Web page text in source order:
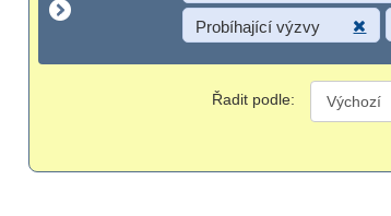
Probíhající výzvy
Řadit podle: